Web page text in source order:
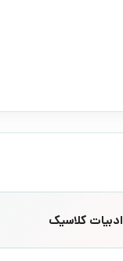
ادبیات کلاسیک